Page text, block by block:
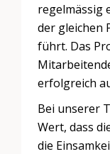
regelmässig
der gleichen
führt. Das
erfolgreich
Bei unserer
Wert, dass
die